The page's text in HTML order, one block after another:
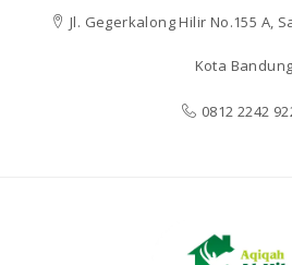
Jl. Gegerkalong Hilir No.155 A,
Kota Bandung
0812 2242